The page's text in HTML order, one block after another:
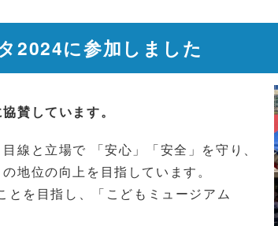
2024に参加しました
賛しています。
線と立場で 「安心」「安全」を守り、
地位の向上を目指しています。
を目指し、「こどもミュージアム